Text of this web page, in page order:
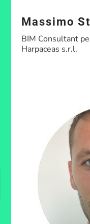
Massimo
BIM Consultant
Harpaceas s.r.l.